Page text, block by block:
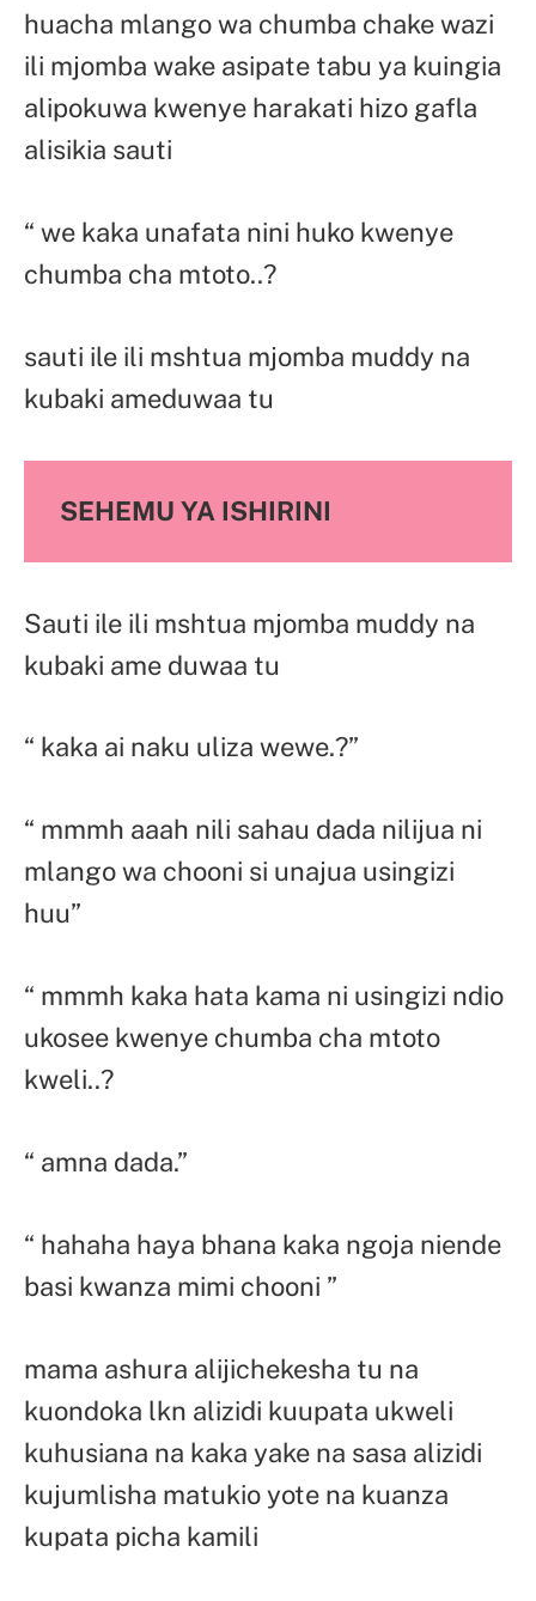
huacha mlango wa chumba chake wazi
ili mjomba wake asipate tabu ya kuingia
alipokuwa kwenye harakati hizo gafla
alisikia sauti
“ we kaka unafata nini huko kwenye
chumba cha mtoto..?
sauti ile ili mshtua mjomba muddy na
kubaki ameduwaa tu
SEHEMU YA ISHIRINI
Sauti ile ili mshtua mjomba muddy na
kubaki ame duwaa tu
“ kaka ai naku uliza wewe.?”
“ mmmh aaah nili sahau dada nilijua ni
mlango wa chooni si unajua usingizi
huu”
“ mmmh kaka hata kama ni usingizi ndio
ukosee kwenye chumba cha mtoto
kweli..?
“ amna dada.”
“ hahaha haya bhana kaka ngoja niende
basi kwanza mimi chooni ”
mama ashura alijichekesha tu na
kuondoka lkn alizidi kuupata ukweli
kuhusiana na kaka yake na sasa alizidi
kujumlisha matukio yote na kuanza
kupata picha kamili